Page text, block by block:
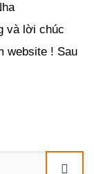
và lời chúc
website ! Sau